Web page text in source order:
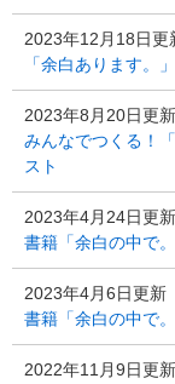
2023年12月18日更
「余白あります。
2023年8月20日更新
みんなでつくる！
スト
2023年4月24日更新
書籍「余白の中で
2023年4月6日更新
書籍「余白の中で
2022年11月9日更新